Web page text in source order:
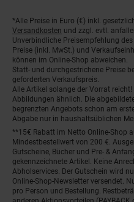
Fußnoten
*Alle Preise in Euro (€) inkl.
Versandkosten und zzgl. evtl.
Unverbindliche Preisempfehlung des
Preise (inkl. MwSt.) und
können im Online-Shop abweichen.
Statt- und durchgestrichene Preise
geforderten Verkaufspreis.
Alle Artikel solange der Vorrat
Abbildungen ähnlich. Die
begrenzten Angebots schon am
Abgabe nur in haushaltsüblichen
**15€ Rabatt im Netto Online-Shop
Mindestbestellwert von 200 €.
Gutscheine, Bücher und Pre- &
gekennzeichnete Artikel. Keine
Abholservices. Der Gutschein wird
Online-Shop-Newsletter versendet.
pro Person und Bestellung.